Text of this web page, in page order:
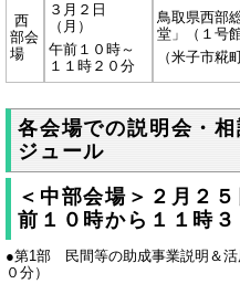
西
部会
場
３月２日
（月）
午前１０時～
１１時２０分
鳥取県西部
堂」（１号
（米子市糀
各会場での説明会・
ジュール
＜中部会場＞２月２
前１０時から１１時
●第1部 民間等の助成事業説明＆活
０分）